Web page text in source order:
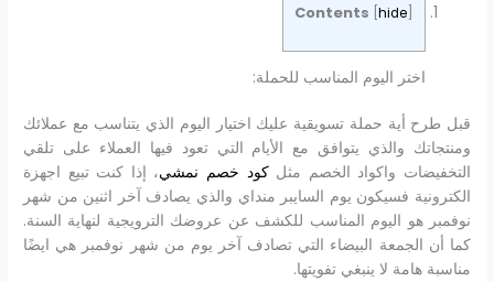
Contents hide]
اختر اليوم المناسب للحملة:
قبل طرح أية حملة تسويقية عليك اختيار اليوم الذي يتناسب مع عملائك
ومنتجاتك والذي يتوافق مع الأيام التي تعود فيها العملاء على تلقي
التخفيضات واكواد الخصم مثلكود خصم نمشي، إذا كنت تبيع اجهزة
الكترونية فسيكون يوم السايبر منداي والذي يصادف آخر اثنين من شهر
نوفمبر هو اليوم المناسب للكشف عن عروضك الترويجية لنهاية السنة.
كما أن الجمعة البيضاء التي تصادف آخر يوم من شهر نوفمبر هي ايضًا
مناسبة هامة لا ينبغي تفويتها.